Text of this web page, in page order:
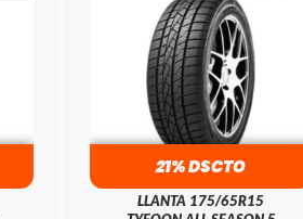
21% DSCTO
LLANTA 175/65R15